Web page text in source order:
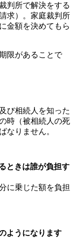
判所で解決をする
求）。家庭裁判所
金額を決めてもら
限があることで
び相続人を知った
時（被相続人の死
なりません。
ときは誰が負担す
に乗じた額を負担
ようになります